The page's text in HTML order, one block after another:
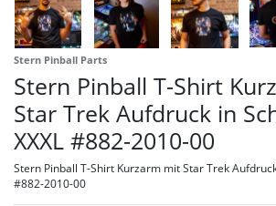
Stern Pinball Parts
Stern Pinball T-Shirt
Star Trek Aufdruck in
XXXL #882-2010-00
Stern Pinball T-Shirt Kurzarm mit Star Trek Aufdruck
#882-2010-00